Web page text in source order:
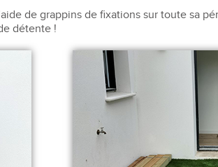
de grappins de fixations sur toute sa
détente !